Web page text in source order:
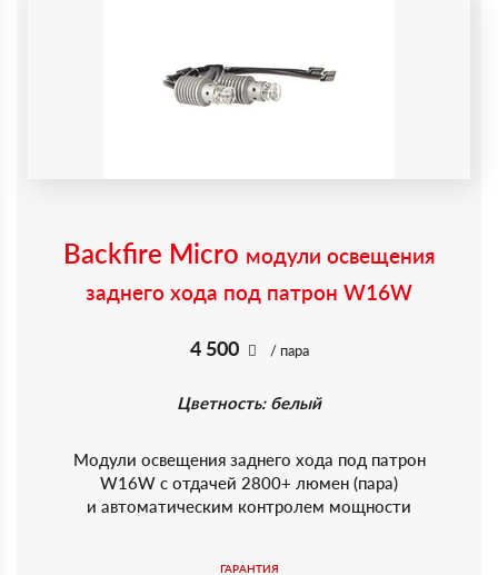
Backfire Micro модули освещения
заднего хода под патрон W16W
4 500 / пара
Цветность: белый
Модули освещения заднего хода под патрон
W16W c отдачей 2800+ люмен (пара)
и автоматическим контролем мощности
ГАРАНТИЯ